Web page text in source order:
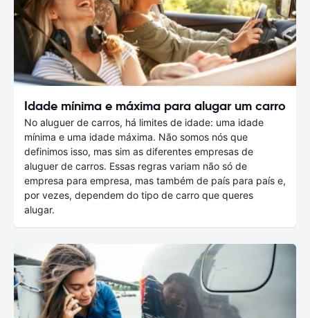
Idade mínima e máxima para alugar um carro
No aluguer de carros, há limites de idade: uma idade
mínima e uma idade máxima. Não somos nós que
definimos isso, mas sim as diferentes empresas de
aluguer de carros. Essas regras variam não só de
empresa para empresa, mas também de país para país e,
por vezes, dependem do tipo de carro que queres
alugar.